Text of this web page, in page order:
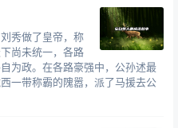
秀做了皇帝，称
尚未统一，各路
为政。在各路豪强中，公孙述最
一带称霸的隗嚣，派了马援去公